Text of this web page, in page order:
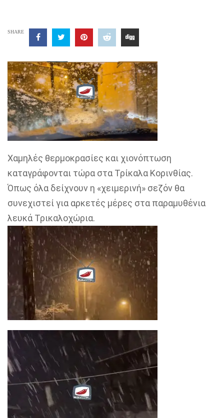
SHARE
Χαμηλές θερμοκρασίες και χιονόπτωση
καταγράφονται τώρα στα Τρίκαλα Κορινθίας.
Όπως όλα δείχνουν η «χειμερινή» σεζόν θα
συνεχιστεί για αρκετές μέρες στα παραμυθένια
λευκά Τρικαλοχώρια.